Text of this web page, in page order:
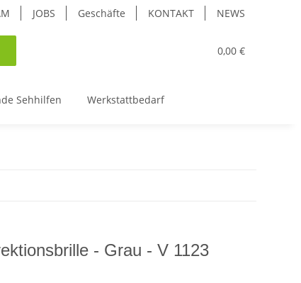
JOBS Geschäfte KONTAKT NEWS
0,00 €
Sehhilfen Werkstattbedarf
- Grau - V 1123